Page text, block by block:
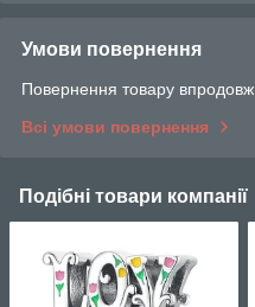
Умови повернення
Повернення товару
Всі умови повернення
Подібні товари компанії